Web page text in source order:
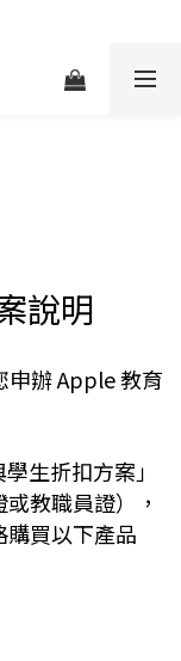
說明
申辦 Apple 教育
生折扣方案」
教職員證），
買以下產品